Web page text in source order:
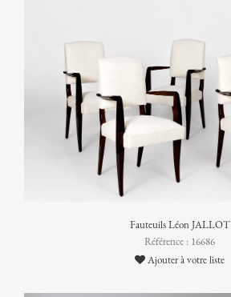
Fauteuils Léon JALLOT
Référence : 16686
Ajouter à votre liste